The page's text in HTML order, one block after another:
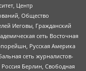
Центр
Общество
Иеговы, Гражданский
сеть Восточная
Русская Америка
сеть журналистов-
Берлин, Свободная